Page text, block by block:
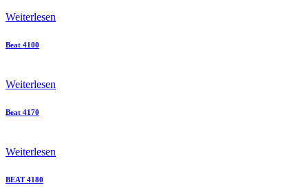
Weiterlesen
Beat 4100
Weiterlesen
Beat 4170
Weiterlesen
BEAT 4180